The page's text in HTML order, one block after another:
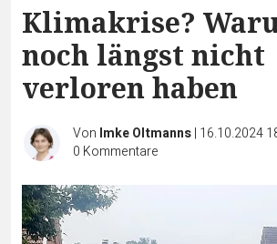
Klimakrise?
noch längst nicht
verloren haben
Von Imke Oltmanns| 16.10.2024
0 Kommentare